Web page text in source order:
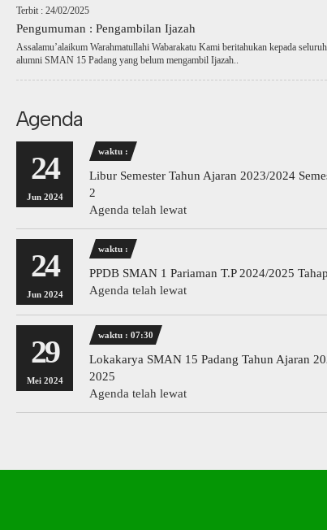
Terbit : 24/02/2025
Pengumuman : Pengambilan Ijazah
Assalamu’alaikum Warahmatullahi Wabarakatu Kami beritahukan kepada seluruh
alumni SMAN 15 Padang yang belum mengambil Ijazah..
Agenda
24
Jun 2024
waktu :
Libur Semester Tahun Ajaran 2023/2024
2
Agenda telah lewat
24
Jun 2024
waktu :
PPDB SMAN 1 Pariaman T.P 2024/2025
Agenda telah lewat
29
Mei 2024
waktu : 07:30
Lokakarya SMAN 15 Padang Tahun Ajaran
2025
Agenda telah lewat